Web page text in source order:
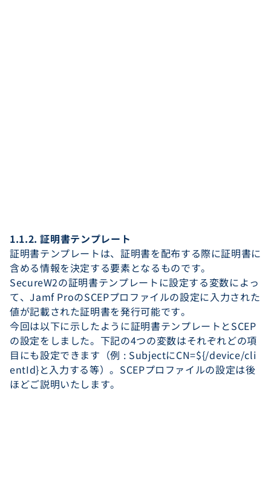
1.1.2. 証明書テンプレート
証明書テンプレートは、証明書を配布する際に証明書に
含める情報を決定する要素となるものです。
SecureW2の証明書テンプレートに設定する変数によっ
て、Jamf ProのSCEPプロファイルの設定に入力された
値が記載された証明書を発行可能です。
今回は以下に示したように証明書テンプレートとSCEP
の設定をしました。下記の4つの変数はそれぞれどの項
目にも設定できます（例 : SubjectにCN=${/device/cli
entId}と入力する等）。SCEPプロファイルの設定は後
ほどご説明いたします。